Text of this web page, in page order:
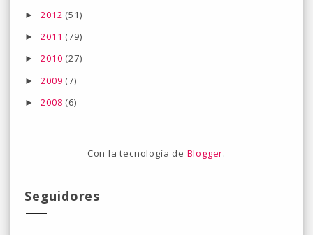
►2012 (51)
►2011 (79)
►2010 (27)
►2009 (7)
►2008 (6)
Con la tecnología de Blogger.
Seguidores